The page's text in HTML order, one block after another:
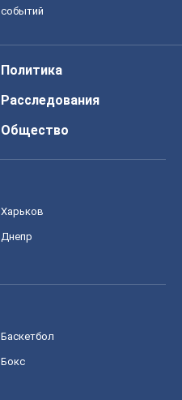
событий
Политика
Расследования
Общество
Харьков
Днепр
Баскетбол
Бокс